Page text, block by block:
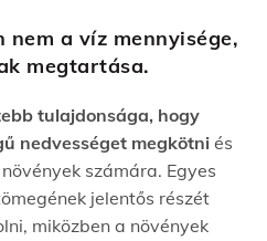
a víz mennyisége,
megtartása.
tulajdonsága, hogy
nedvességet megkötniés
számára. Egyes
jelentős részét
miközben a növények